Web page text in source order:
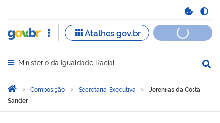
Abrir menu principal de navegação
Ministério da Igualdade Racial
Você está aqui:
Página Inicial
Composição Secretaria-Executiva
Jeremias da Costa
Sander